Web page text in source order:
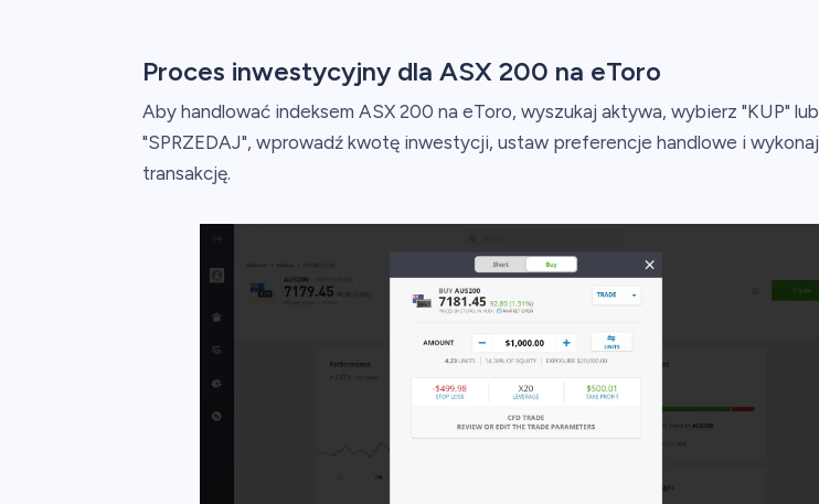
Proces inwestycyjny dla ASX 200 na eToro
Aby handlować indeksem ASX 200 na eToro, wyszukaj aktywa, wybierz "KUP" lub
"SPRZEDAJ", wprowadź kwotę inwestycji, ustaw preferencje handlowe i wykonaj
transakcję.